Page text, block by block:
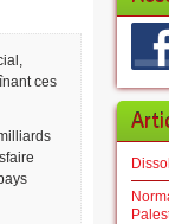
ces